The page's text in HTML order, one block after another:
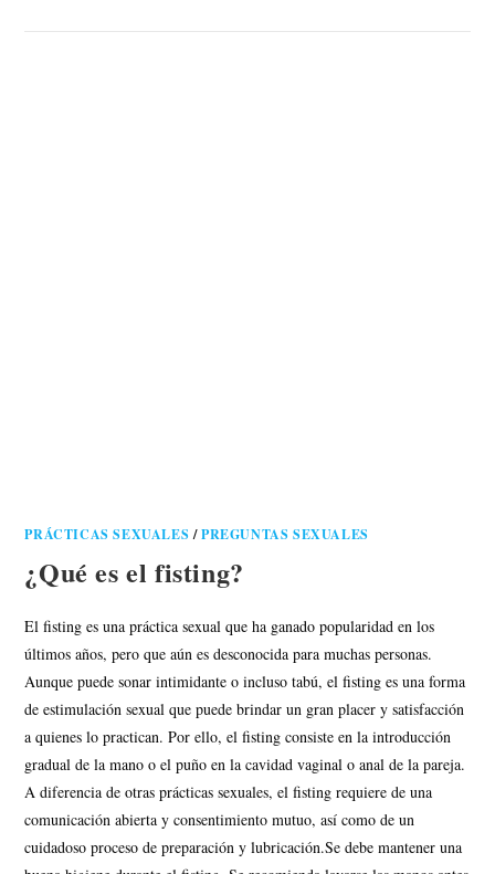
PRÁCTICAS SEXUALES/PREGUNTAS SEXUALES
¿Qué es el fisting?
El fisting es una práctica sexual que ha ganado popularidad en los
últimos años, pero que aún es desconocida para muchas personas.
Aunque puede sonar intimidante o incluso tabú, el fisting es una forma
de estimulación sexual que puede brindar un gran placer y satisfacción
a quienes lo practican. Por ello, el fisting consiste en la introducción
gradual de la mano o el puño en la cavidad vaginal o anal de la pareja.
A diferencia de otras prácticas sexuales, el fisting requiere de una
comunicación abierta y consentimiento mutuo, así como de un
cuidadoso proceso de preparación y lubricación.Se debe mantener una